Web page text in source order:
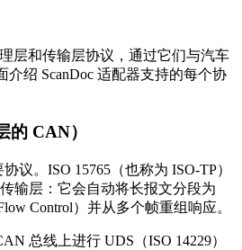
层和传输层协议，通过它们与汽车
介绍 ScanDoc 适配器支持的每个协
的 CAN）
议。ISO 15765（也称为 ISO-TP）
输层：它会自动将长报文分段为
Control）并从多个帧重组响应。
总线上进行 UDS（ISO 14229）